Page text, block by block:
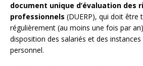
document unique d’évaluation des
professionnels (DUERP), qui doit être
régulièrement (au moins une fois par
disposition des salariés et des
personnel.